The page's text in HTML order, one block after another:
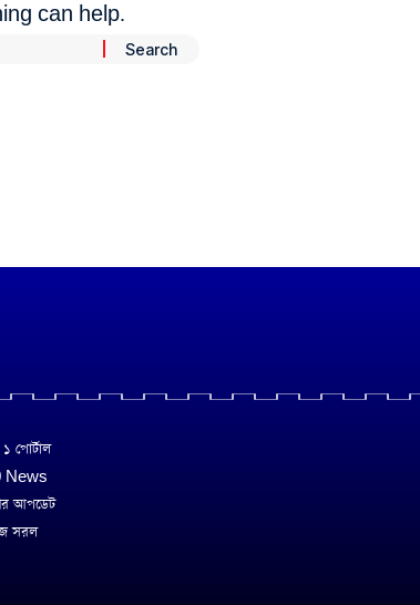
can help.
পোর্টাল
News
আপডেট
সরল